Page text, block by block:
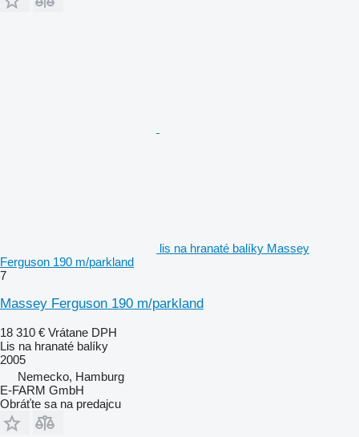
lis na hranaté balíky Massey
Ferguson 190 m/parkland
7
Massey Ferguson 190 m/parkland
18 310 € Vrátane DPH
Lis na hranaté balíky
2005
Nemecko, Hamburg
E-FARM GmbH
Obráťte sa na predajcu